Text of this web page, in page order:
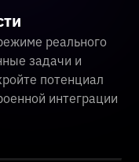
реального
задачи и
потенциал
интеграции